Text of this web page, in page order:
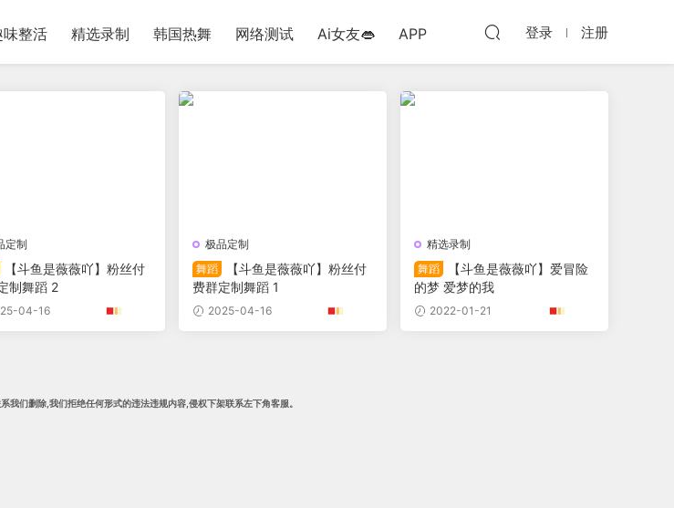
味整活 精选录制 韩国热舞 网络测试 Ai女友👄 APP 登录 注册
定制
【斗鱼是薇薇吖】粉丝付
制舞蹈 2
04-16
极品定制
舞蹈
【斗鱼是薇薇吖】粉丝付
费群定制舞蹈 1
2025-04-16
精选录制
舞蹈
【斗鱼是薇薇吖】爱冒险
的梦 爱梦的我
2022-01-21
我们删除,我们拒绝任何形式的违法违规内容,侵权下架联系左下角客服。